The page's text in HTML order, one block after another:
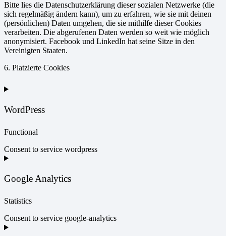
Bitte lies die Datenschutzerklärung dieser sozialen Netzwerke (die
sich regelmäßig ändern kann), um zu erfahren, wie sie mit deinen
(persönlichen) Daten umgehen, die sie mithilfe dieser Cookies
verarbeiten. Die abgerufenen Daten werden so weit wie möglich
anonymisiert. Facebook und LinkedIn hat seine Sitze in den
Vereinigten Staaten.
6. Platzierte Cookies
WordPress
Functional
Consent to service wordpress
Google Analytics
Statistics
Consent to service google-analytics